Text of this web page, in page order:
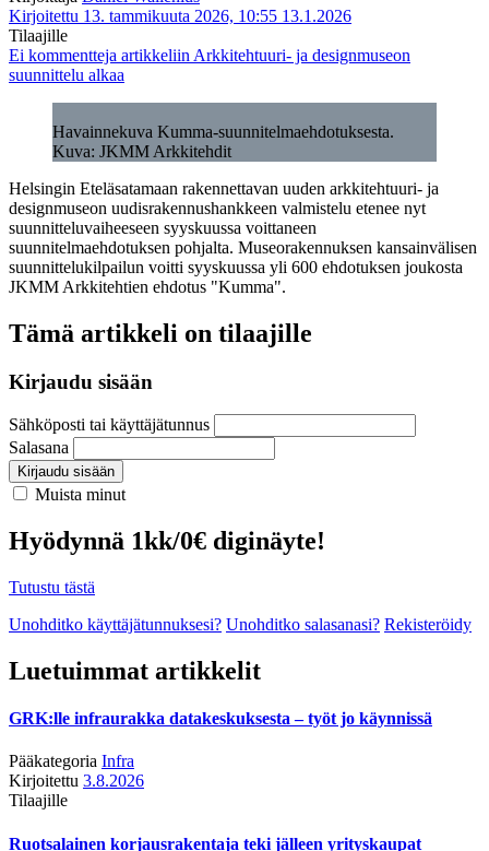
Kirjoitettu 13. tammikuuta 2026, 10:55 13.1.2026
Tilaajille
Ei kommentteja artikkeliin Arkkitehtuuri- ja designmuseon
suunnittelu alkaa
Havainnekuva Kumma-suunnitelmaehdotuksesta.
Kuva: JKMM Arkkitehdit
Helsingin Eteläsatamaan rakennettavan uuden arkkitehtuuri- ja
designmuseon uudisrakennushankkeen valmistelu etenee nyt
suunnitteluvaiheeseen syyskuussa voittaneen
suunnitelmaehdotuksen pohjalta. Museorakennuksen kansainvälisen
suunnittelukilpailun voitti syyskuussa yli 600 ehdotuksen joukosta
JKMM Arkkitehtien ehdotus "Kumma".
Tämä artikkeli on tilaajille
Kirjaudu sisään
Sähköposti tai käyttäjätunnus
Salasana
Kirjaudu sisään
Muista minut
Hyödynnä 1kk/0€ diginäyte!
Tutustu tästä
Unohditko käyttäjätunnuksesi? Unohditko salasanasi? Rekisteröidy
Luetuimmat artikkelit
GRK:lle infraurakka datakeskuksesta – työt jo käynnissä
Pääkategoria Infra
Kirjoitettu 3.8.2026
Tilaajille
Ruotsalainen korjausrakentaja teki jälleen yrityskaupat